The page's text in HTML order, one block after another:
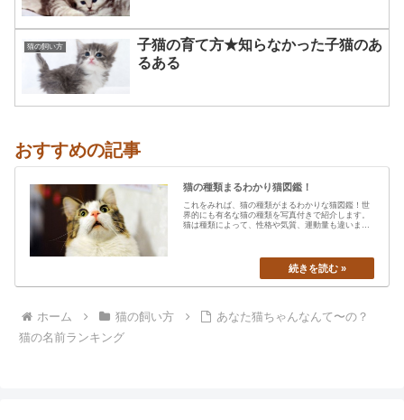
猫の飼い方
子猫の育て方★知らなかった子猫のあ
るある
おすすめの記事
猫の種類まるわかり猫図鑑！
これをみれば、猫の種類がまるわかりな猫図鑑！世
界的にも有名な猫の種類を写真付きで紹介します。
猫は種類によって、性格や気質、運動量も違います
ホーム 猫の飼い方
あなた猫ちゃんなんて〜の？
猫の名前ランキング